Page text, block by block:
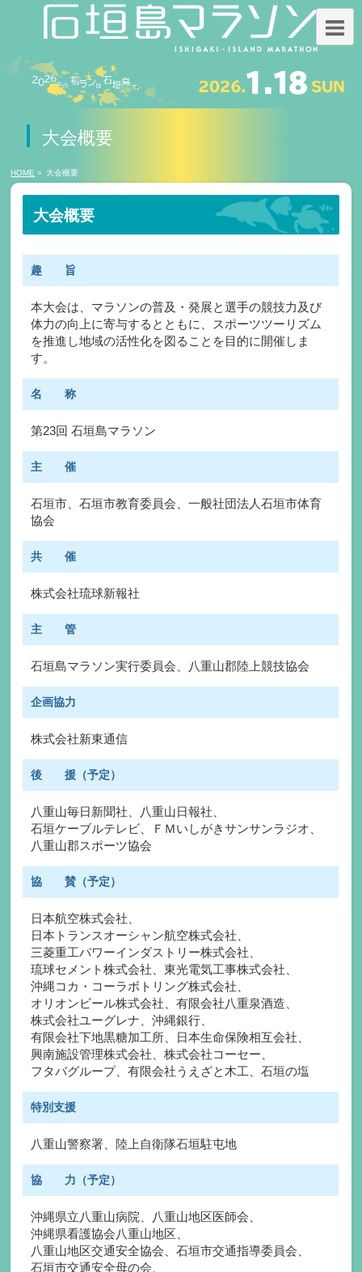
大会概要
HOME » 大会概要
大会概要
趣 旨
本大会は、マラソンの普及・発展と選手の競技力及び
体力の向上に寄与するとともに、スポーツツーリズム
を推進し地域の活性化を図ることを目的に開催しま
す。
名 称
第23回 石垣島マラソン
主 催
石垣市、石垣市教育委員会、一般社団法人石垣市体育
協会
共 催
株式会社琉球新報社
主 管
石垣島マラソン実行委員会、八重山郡陸上競技協会
企画協力
株式会社新東通信
後 援 （予定）
八重山毎日新聞社 八重山日報社
石垣ケーブルテレビ
ＦＭいしがきサンサンラジオ
八重山郡スポーツ協会
協 賛 （予定）
日本航空株式会社
日本トランスオーシャン航空株式会社
三菱重工パワーインダストリー株式会社
琉球セメント株式会社 、東光電気工事株式会社
沖縄コカ・コーラボトリング株式会社
オリオンビール株式会社 、有限会社八重泉酒造
株式会社ユーグレナ 、沖縄銀行
有限会社下地黒糖加工所
日本生命保険相互会社
興南施設管理株式会社 、株式会社コーセー
フタバグループ、有限会社うえざと木工 、石垣の塩
特別支援
八重山警察署、陸上自衛隊石垣駐屯地
協 力 （予定）
沖縄県立八重山病院 八重山地区医師会
沖縄県看護協会八重山地区
八重山地区交通安全協会 、石垣市交通指導委員会
石垣市交通安全母の会